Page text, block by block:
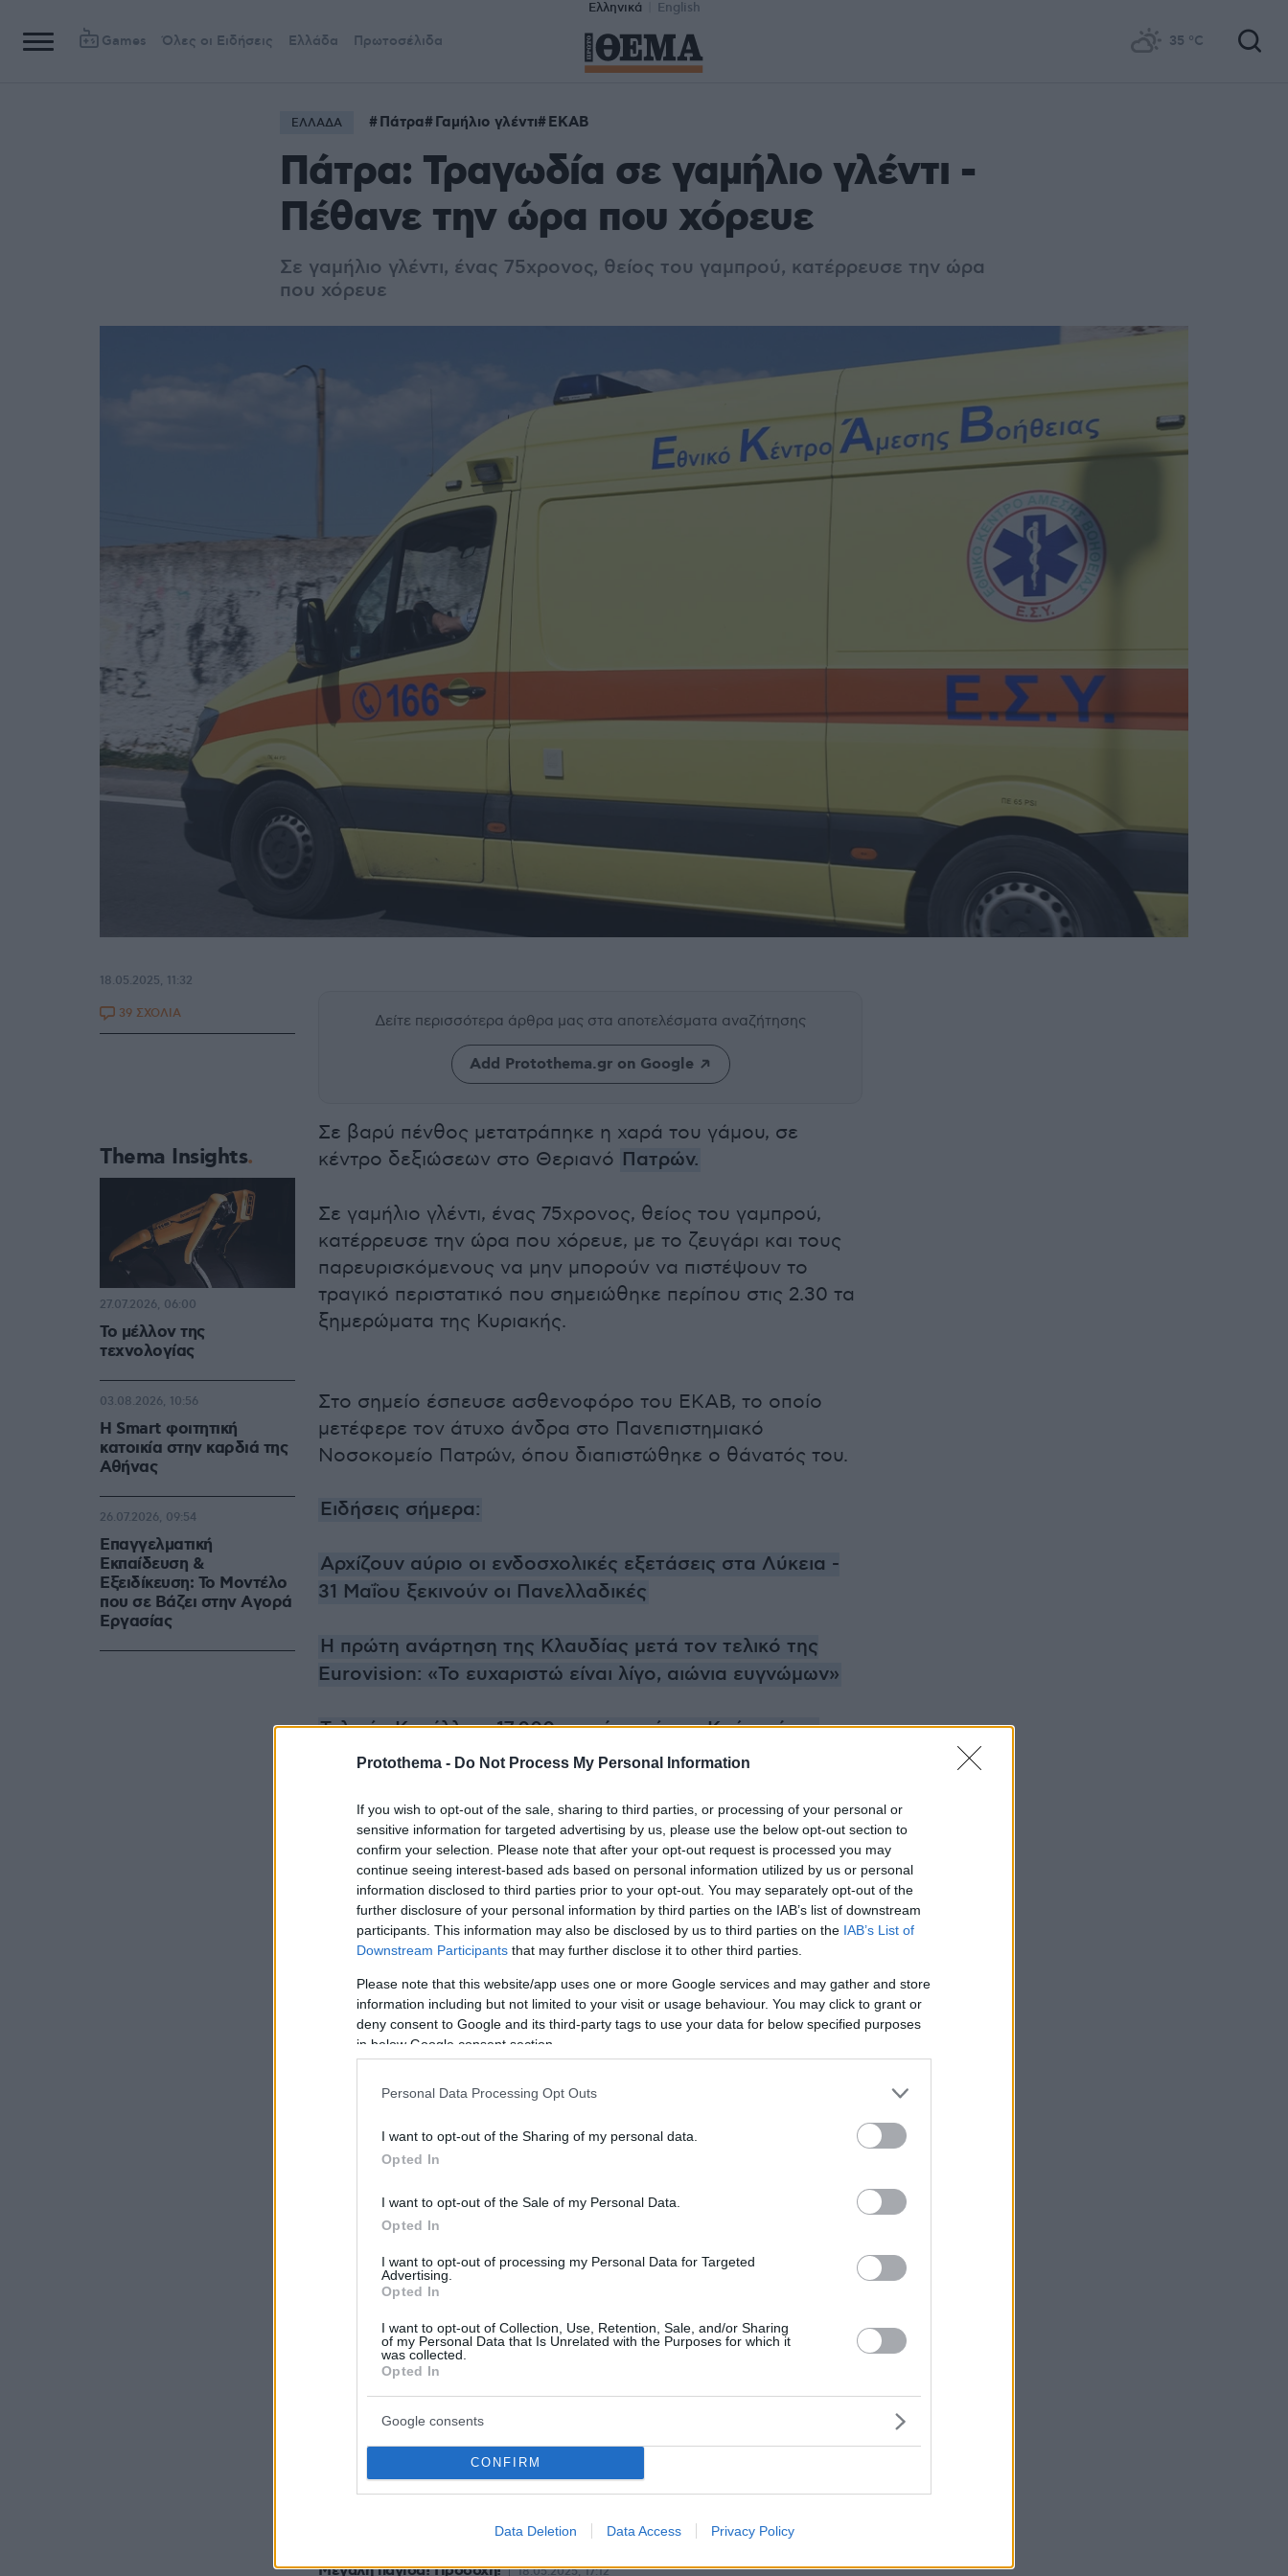
Protothema - Do Not Process My Personal Information
If you wish to opt-out of the sale, sharing to third parties, or processing of your personal or
sensitive information for targeted advertising by us, please use the below opt-out section to
confirm your selection. Please note that after your opt-out request is processed you may
continue seeing interest-based ads based on personal information utilized by us or personal
information disclosed to third parties prior to your opt-out. You may separately opt-out of the
further disclosure of your personal information by third parties on the IAB’s list of downstream
participants. This information may also be disclosed by us to third parties on the IAB’s List of
Downstream Participants that may further disclose it to other third parties.
Please note that this website/app uses one or more Google services and may gather and store
information including but not limited to your visit or usage behaviour. You may click to grant or
deny consent to Google and its third-party tags to use your data for below specified purposes
in below Google consent section.
Personal Data Processing Opt Outs
I want to opt-out of the Sharing of my personal data.
Opted In
I want to opt-out of the Sale of my Personal Data.
Opted In
I want to opt-out of processing my Personal Data for Targeted
Advertising.
Opted In
I want to opt-out of Collection, Use, Retention, Sale, and/or Sharing
of my Personal Data that Is Unrelated with the Purposes for which it
was collected.
Opted In
Google consents
CONFIRM
Data Deletion Data Access Privacy Policy
Ελληνικά English
Games Όλες οι Ειδήσεις Ελλάδα Πρωτοσέλιδα 35 °C
ΕΛΛΑΔΑ Πάτρα Γαμήλιο γλέντι ΕΚΑΒ
Πάτρα: Τραγωδία σε γαμήλιο γλέντι -
Πέθανε την ώρα που χόρευε
Σε γαμήλιο γλέντι, ένας 75χρονος, θείος του γαμπρού, κατέρρευσε την ώρα
που χόρευε
Δείτε περισσότερα άρθρα μας στα αποτελέσματα αναζήτησης
Add Protothema.gr on Google
Σε βαρύ πένθος μετατράπηκε η χαρά του γάμου, σε
κέντρο δεξιώσεων στο Θεριανό Πατρών.
Σε γαμήλιο γλέντι, ένας 75χρονος, θείος του γαμπρού,
κατέρρευσε την ώρα που χόρευε, με το ζευγάρι και τους
παρευρισκόμενους να μην μπορούν να πιστέψουν το
τραγικό περιστατικό που σημειώθηκε περίπου στις 2.30 τα
ξημερώματα της Κυριακής.
Στο σημείο έσπευσε ασθενοφόρο του ΕΚΑΒ, το οποίο
μετέφερε τον άτυχο άνδρα στο Πανεπιστημιακό
Νοσοκομείο Πατρών, όπου διαπιστώθηκε ο θάνατός του.
Ειδήσεις σήμερα:
Αρχίζουν αύριο οι ενδοσχολικές εξετάσεις στα Λύκεια -
31 Μαΐου ξεκινούν οι Πανελλαδικές
Η πρώτη ανάρτηση της Κλαυδίας μετά τον τελικό της
Eurovision: «Το ευχαριστώ είναι λίγο, αιώνια ευγνώμων»
Τελικός Κυπέλλου: 17.000 φωνές από την Κρήτη, ένας
άξιος νικητής και μια γιορτή που θύμισε τι μπορεί να είναι
18.05.2025, 11:32
39 ΣΧΟΛΙΑ
Thema Insights
Το μέλλον της
τεχνολογίας
27.07.2026, 06:00
Η Smart φοιτητική
κατοικία στην καρδιά της
Αθήνας
03.08.2026, 10:56
Επαγγελματική
Εκπαίδευση &
Εξειδίκευση: Το Mοντέλο
που σε Bάζει στην Aγορά
Eργασίας
26.07.2026, 09:54
Ακολουθήστε το
Δείτε όλες τις τελευταίες
ΣΧΟΛΙΑ (39)
18.05.2025, 18:43
Δεν κατάλαβα, για ποιο λόγο αποτελεί είδηση ένας θάνατος; Μέσα στη
ζωή είναι και είναι κάτι που θα συμβεί σε όλους μας. Η μόνη βεβαιότητα
στον μάταιο τούτο κοσμο
Μεγάλη παγίδα! Προσοχή! 18.05.2025, 17:12